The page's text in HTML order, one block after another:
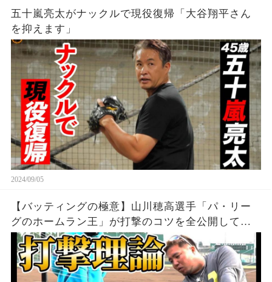
五十嵐亮太がナックルで現役復帰「大谷翔平さん
を抑えます」
2024/09/05
【バッティングの極意】山川穂高選手「パ・リー
グのホームラン王」が打撃のコツを全公開してく
れました